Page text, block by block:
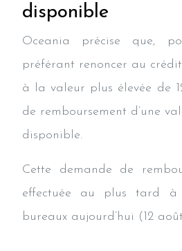
disponible
Oceania précise que,
préférant renoncer au
à la valeur plus élevée de
de remboursement d’une
disponible.
Cette demande de
effectuée au plus tard à
bureaux aujourd’hui (12